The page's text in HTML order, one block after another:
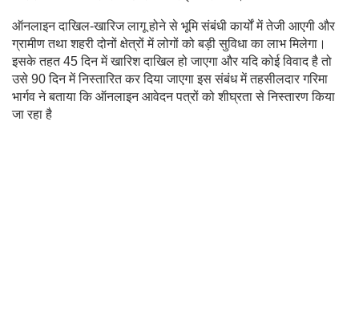
ऑनलाइन दाखिल-खारिज लागू होने से भूमि संबंधी कार्यों में तेजी आएगी और
ग्रामीण तथा शहरी दोनों क्षेत्रों में लोगों को बड़ी सुविधा का लाभ मिलेगा।
इसके तहत 45 दिन में खारिश दाखिल हो जाएगा और यदि कोई विवाद है तो
उसे 90 दिन में निस्तारित कर दिया जाएगा इस संबंध में तहसीलदार गरिमा
भार्गव ने बताया कि ऑनलाइन आवेदन पत्रों को शीघ्रता से निस्तारण किया
जा रहा है